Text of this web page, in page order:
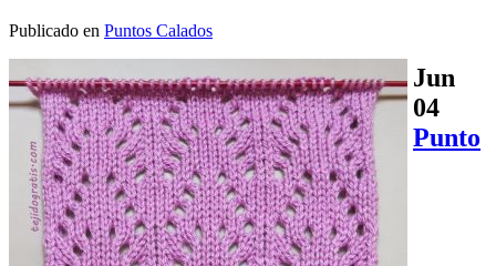
Publicado en Puntos Calados
Jun
04
Punto